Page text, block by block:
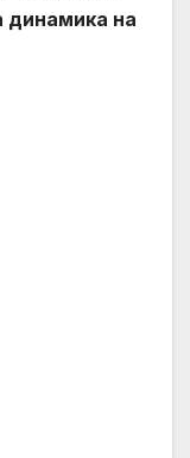
динамика на